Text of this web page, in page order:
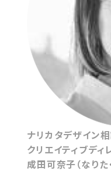
ナリカタデザイン
クリエイティブデ
成田可奈子（なりた